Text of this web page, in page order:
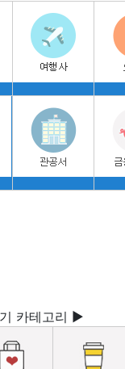
카테고리 ▶